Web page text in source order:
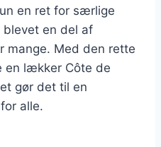
en ret for særlige
blevet en del af
mange. Med den rette
en lækker Côte de
gør det til en
alle.